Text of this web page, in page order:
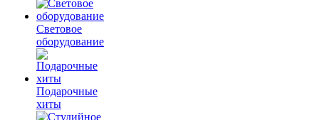
Световое
оборудование
Подарочные
хиты